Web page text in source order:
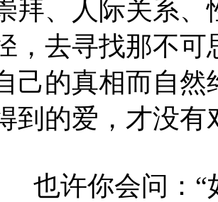
拜、人际关系
，去寻找那不可
己的真相而自
到的爱，才没有
也许你会问：“